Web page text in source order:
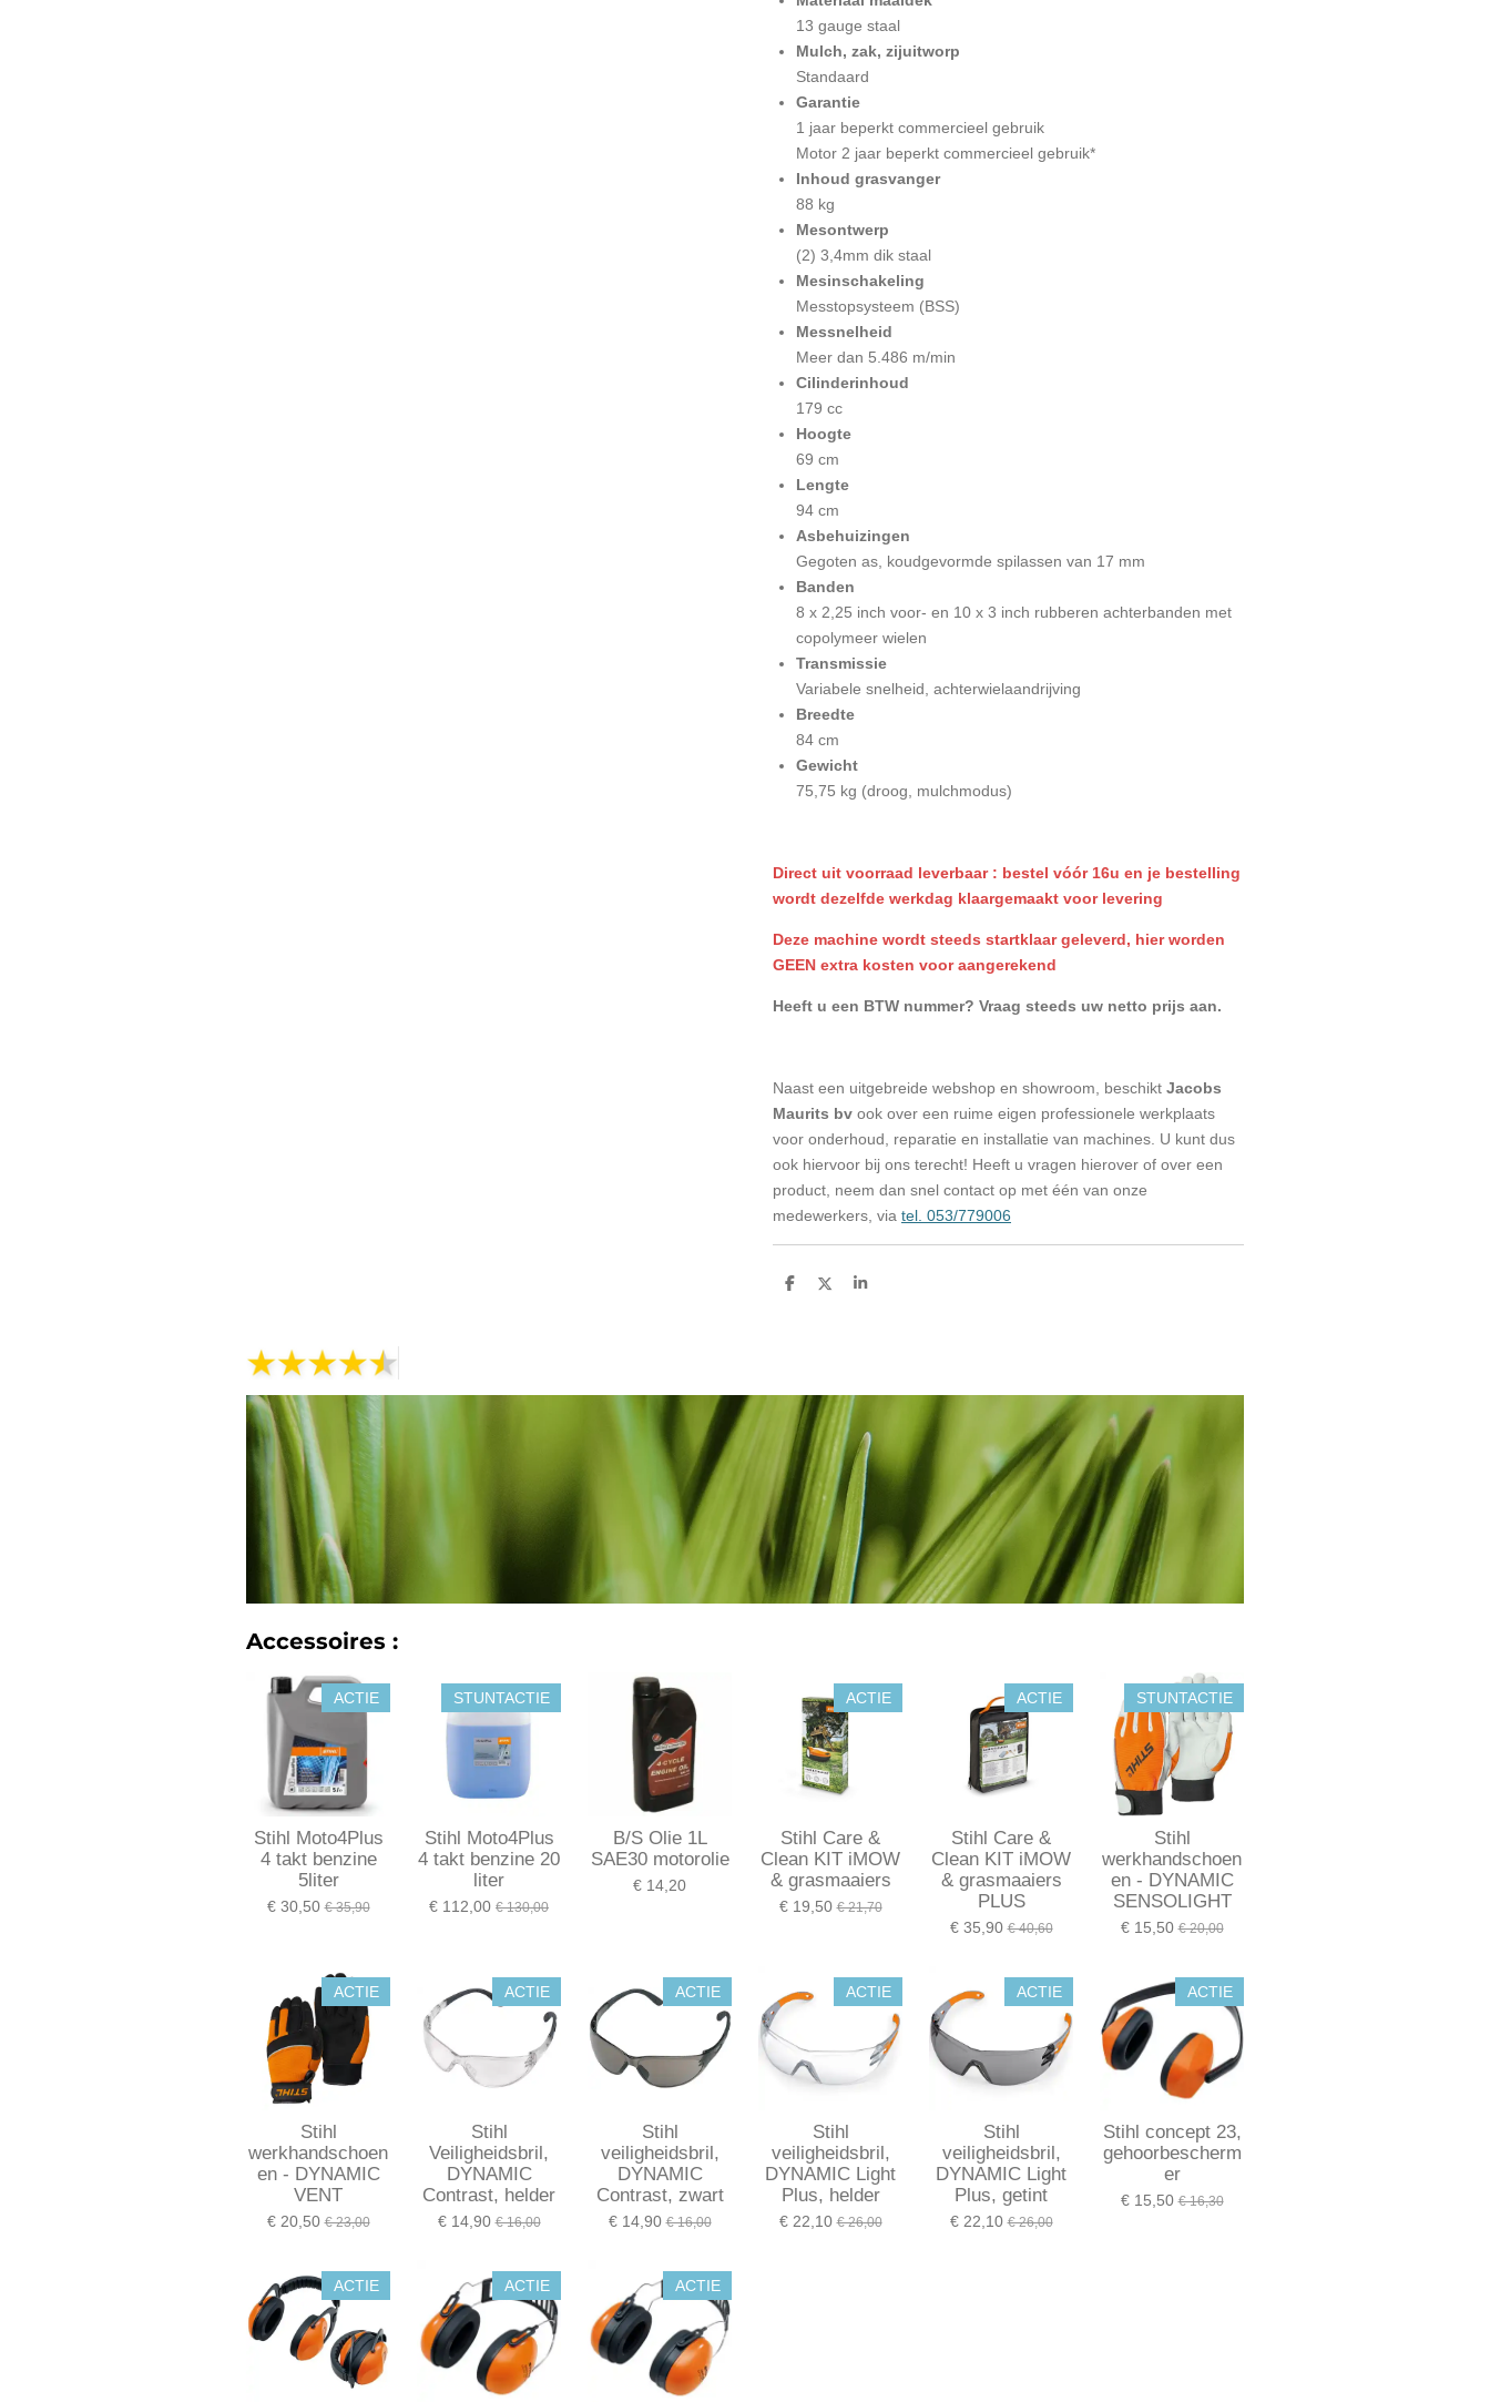
13 gauge staal
Mulch, zak, zijuitworp
Standaard
Garantie
1 jaar beperkt commercieel gebruik
Motor 2 jaar beperkt commercieel gebruik*
Inhoud grasvanger
88 kg
Mesontwerp
(2) 3,4mm dik staal
Mesinschakeling
Messtopsysteem (BSS)
Messnelheid
Meer dan 5.486 m/min
Cilinderinhoud
179 cc
Hoogte
69 cm
Lengte
94 cm
Asbehuizingen
Gegoten as, koudgevormde spilassen van 17 mm
Banden
8 x 2,25 inch voor- en 10 x 3 inch rubberen achterbanden met
copolymeer wielen
Transmissie
Variabele snelheid, achterwielaandrijving
Breedte
84 cm
Gewicht
75,75 kg (droog, mulchmodus)
Direct uit voorraad leverbaar : bestel vóór 16u en je bestelling
wordt dezelfde werkdag klaargemaakt voor levering
Deze machine wordt steeds startklaar geleverd, hier worden
GEEN extra kosten voor aangerekend
Heeft u een BTW nummer? Vraag steeds uw netto prijs aan.
Naast een uitgebreide webshop en showroom, beschikt Jacobs
Maurits bv ook over een ruime eigen professionele werkplaats
voor onderhoud, reparatie en installatie van machines. U kunt dus
ook hiervoor bij ons terecht! Heeft u vragen hierover of over een
product, neem dan snel contact op met één van onze
medewerkers, via tel. 053/779006
D
D
S
Accessoires :
ACTIE
Stihl Moto4Plus
4 takt benzine
5liter
€ 30,50 € 35,90
STUNTACTIE
Stihl Moto4Plus
4 takt benzine 20
liter
€ 112,00 € 130,00
B/S Olie 1L
SAE30 motorolie
€ 14,20
ACTIE
Stihl Care &
Clean KIT iMOW
& grasmaaiers
€ 19,50 € 21,70
ACTIE
Stihl Care &
Clean KIT iMOW
& grasmaaiers
PLUS
€ 35,90 € 40,60
STUNTACTIE
Stihl
werkhandschoen
en - DYNAMIC
SENSOLIGHT
€ 15,50 € 20,00
ACTIE
Stihl
werkhandschoen
en - DYNAMIC
VENT
€ 20,50 € 23,00
ACTIE
Stihl
Veiligheidsbril,
DYNAMIC
Contrast, helder
€ 14,90 € 16,00
ACTIE
Stihl
veiligheidsbril,
DYNAMIC
Contrast, zwart
€ 14,90 € 16,00
ACTIE
Stihl
veiligheidsbril,
DYNAMIC Light
Plus, helder
€ 22,10 € 26,00
ACTIE
Stihl
veiligheidsbril,
DYNAMIC Light
Plus, getint
€ 22,10 € 26,00
ACTIE
Stihl concept 23,
gehoorbescherm
er
€ 15,50 € 16,30
ACTIE ACTIE ACTIE